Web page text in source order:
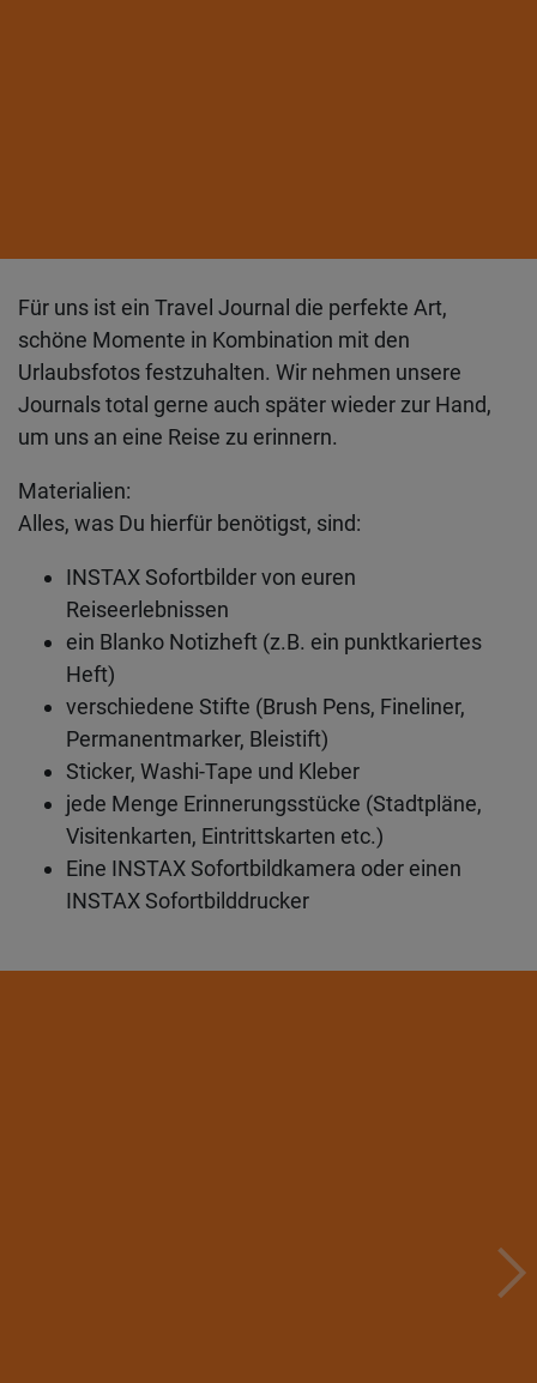
Für uns ist ein Travel Journal die perfekte Art,
schöne Momente in Kombination mit den
Urlaubsfotos festzuhalten. Wir nehmen unsere
Journals total gerne auch später wieder zur Hand,
um uns an eine Reise zu erinnern.
Materialien:
Alles, was Du hierfür benötigst, sind:
INSTAX Sofortbilder von euren
Reiseerlebnissen
ein Blanko Notizheft (z.B. ein punktkariertes
Heft)
verschiedene Stifte (Brush Pens, Fineliner,
Permanentmarker, Bleistift)
Sticker, Washi-Tape und Kleber
jede Menge Erinnerungsstücke (Stadtpläne,
Visitenkarten, Eintrittskarten etc.)
Eine INSTAX Sofortbildkamera oder einen
INSTAX Sofortbilddrucker